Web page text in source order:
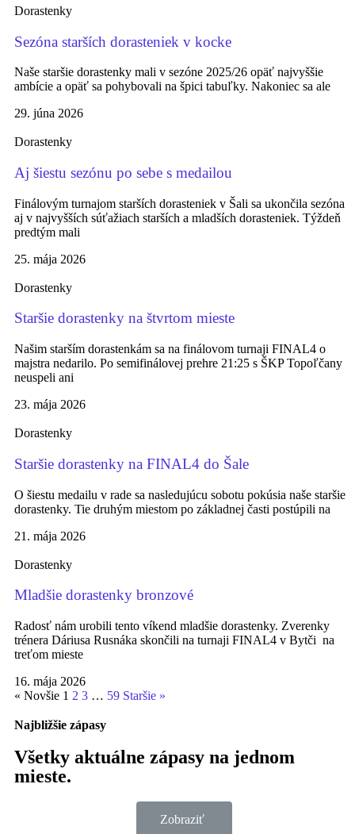
Dorastenky
Sezóna starších dorasteniek v kocke
Naše staršie dorastenky mali v sezóne 2025/26 opäť najvyššie
ambície a opäť sa pohybovali na špici tabuľky. Nakoniec sa ale
29. júna 2026
Dorastenky
Aj šiestu sezónu po sebe s medailou
Finálovým turnajom starších dorasteniek v Šali sa ukončila sezóna
aj v najvyšších súťažiach starších a mladších dorasteniek. Týždeň
predtým mali
25. mája 2026
Dorastenky
Staršie dorastenky na štvrtom mieste
Našim starším dorastenkám sa na finálovom turnaji FINAL4 o
majstra nedarilo. Po semifinálovej prehre 21:25 s ŠKP Topoľčany
neuspeli ani
23. mája 2026
Dorastenky
Staršie dorastenky na FINAL4 do Šale
O šiestu medailu v rade sa nasledujúcu sobotu pokúsia naše staršie
dorastenky. Tie druhým miestom po základnej časti postúpili na
21. mája 2026
Dorastenky
Mladšie dorastenky bronzové
Radosť nám urobili tento víkend mladšie dorastenky. Zverenky
trénera Dáriusa Rusnáka skončili na turnaji FINAL4 v Bytči na
treťom mieste
16. mája 2026
« Novšie 1 2 3 … 59 Staršie »
Najbližšie zápasy
Všetky aktuálne zápasy na jednom
mieste.
Zobraziť